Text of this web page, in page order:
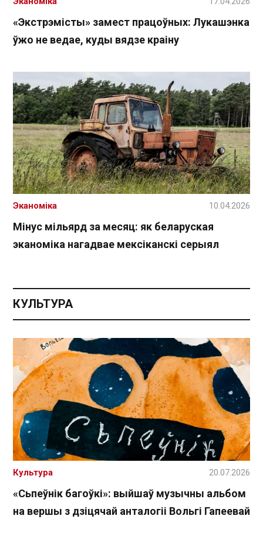
«Экстрэмісты» замест працоўных: Лукашэнка
ўжо не ведае, куды вядзе краіну
Мінус мільярд за месяц: як беларуская
эканоміка нагадвае мексіканскі серыял
Эканоміка 10.04.2026
КУЛЬТУРА
«Сьпеўнік багоўкі»: выйшаў музычны альбом
на вершы з дзіцячай анталогіі Вольгі Гапеевай
Культура 20.07.2026